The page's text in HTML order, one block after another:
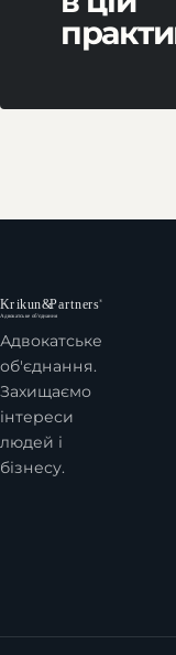
Адвокатське
об'єднання.
Захищаємо
інтереси
людей і
бізнесу.